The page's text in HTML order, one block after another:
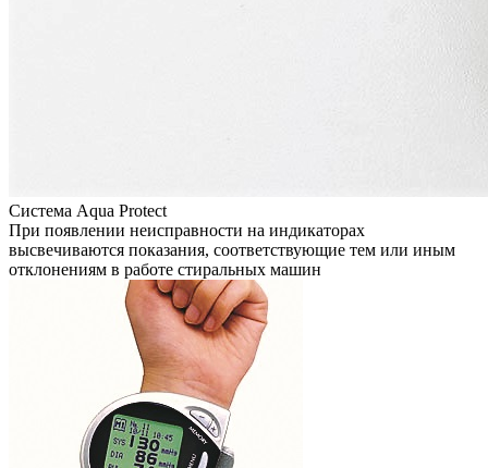
Система Aqua Protect
При появлении неисправности на индикаторах
высвечиваются показания, соответствующие тем или иным
отклонениям в работе стиральных машин